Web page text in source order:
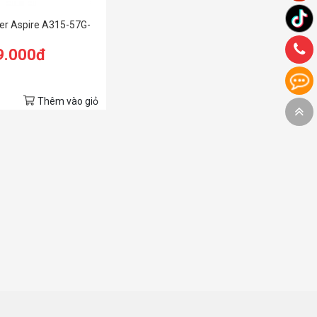
Aspire A315-57G-
512GB
2G/15.6 inch FHD/
Thêm vào giỏ